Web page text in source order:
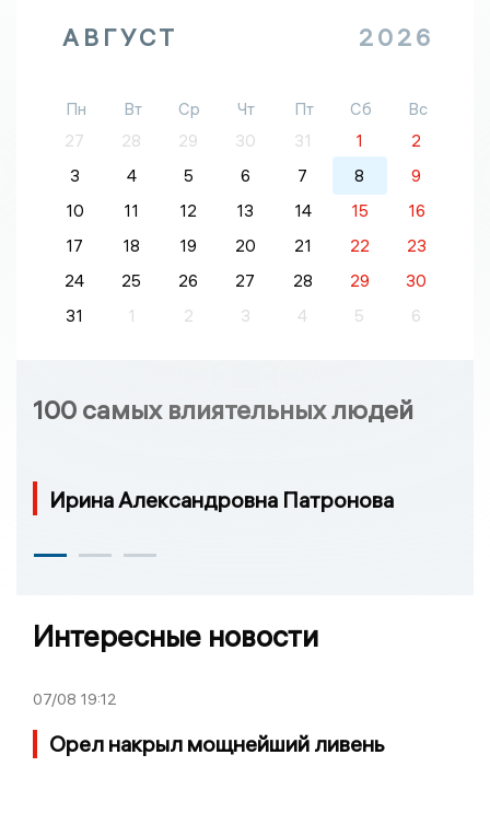
АВГУСТ 2026
Пн Вт Ср Чт Пт Сб
Вс
27
28 29 30 31 1
2
3
4 5 6 7 8
9
10
11 12 13 14 15
16
17
18 19 20 21 22
23
24
25 26 27 28 29
30
31
1 2 3 4 5 6
100 самых влиятельных людей
Ирина Александровна Патронова
Интересные новости
07/08 19:12
Орел накрыл мощнейший ливень